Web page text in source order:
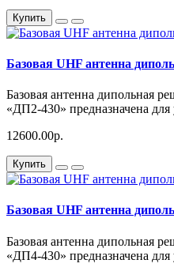
Купить
Базовая UHF антенна
Базовая антенна дипольная
«ДП2-430» предназначена для
12600.00р.
Купить
Базовая UHF антенна
Базовая антенна дипольная
«ДП4-430» предназначена для